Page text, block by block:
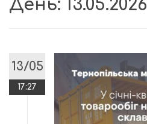
День: 13.05.2026
13/05
17:27